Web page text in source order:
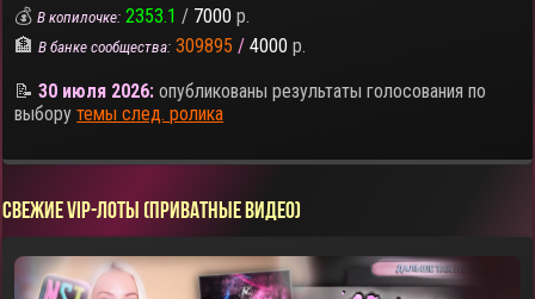
💰В копилочке: 2353.1 / 7000 р.
🏦В банке сообщества: 309895 / 4000 р.
📝30 июля 2026: опубликованы результаты голосования по
выборутемы след. ролика
СВЕЖИЕ VIP-ЛОТЫ (ПРИВАТНЫЕ ВИДЕО)